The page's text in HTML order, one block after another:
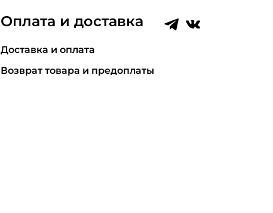
Оплата и доставка
Доставка и оплата
Возврат товара и предоплаты